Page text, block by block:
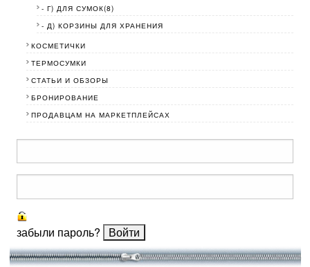
- Г) ДЛЯ СУМОК(8)
- Д) КОРЗИНЫ ДЛЯ ХРАНЕНИЯ
КОСМЕТИЧКИ
ТЕРМОСУМКИ
СТАТЬИ И ОБЗОРЫ
БРОНИРОВАНИЕ
ПРОДАВЦАМ НА МАРКЕТПЛЕЙСАХ
забыли пароль?